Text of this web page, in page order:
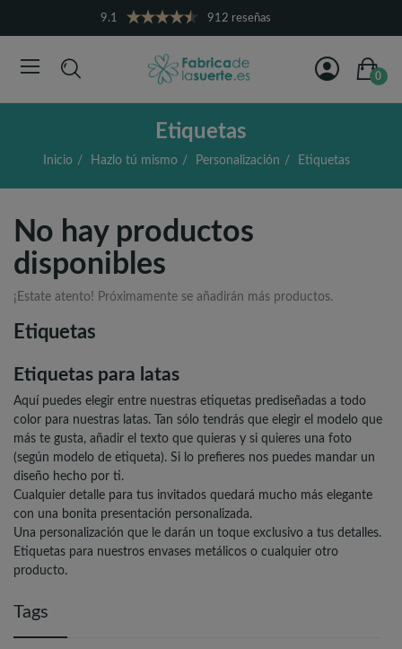
9.1 912 reseñas
0
Etiquetas
Inicio Hazlo tú mismo Personalización Etiquetas
Tags
No hay productos
disponibles
¡Estate atento! Próximamente se añadirán más productos.
Etiquetas
Etiquetas para latas
Aquí puedes elegir entre nuestras etiquetas prediseñadas a todo
color para nuestras latas. Tan sólo tendrás que elegir el modelo que
más te gusta, añadir el texto que quieras y si quieres una foto
(según modelo de etiqueta). Si lo prefieres nos puedes mandar un
diseño hecho por ti.
Cualquier detalle para tus invitados quedará mucho más elegante
con una bonita presentación personalizada.
Una personalización que le darán un toque exclusivo a tus detalles.
Etiquetas para nuestros envases metálicos o cualquier otro
producto.